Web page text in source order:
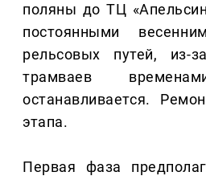
поляны до ТЦ
постоянными
рельсовых путей, из-
трамваев
останавливается.
этапа.
Первая фаза